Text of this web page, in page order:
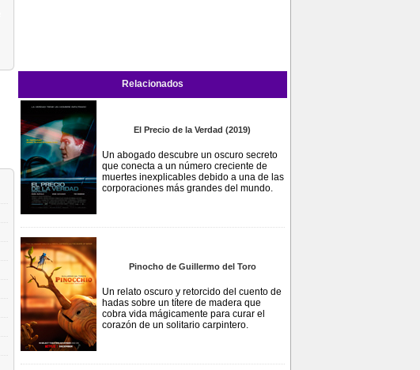
Relacionados
El Precio de la Verdad (2019)
Un abogado descubre un oscuro secreto
que conecta a un número creciente de
muertes inexplicables debido a una de las
corporaciones más grandes del mundo.
Pinocho de Guillermo del Toro
Un relato oscuro y retorcido del cuento de
hadas sobre un títere de madera que
cobra vida mágicamente para curar el
corazón de un solitario carpintero.